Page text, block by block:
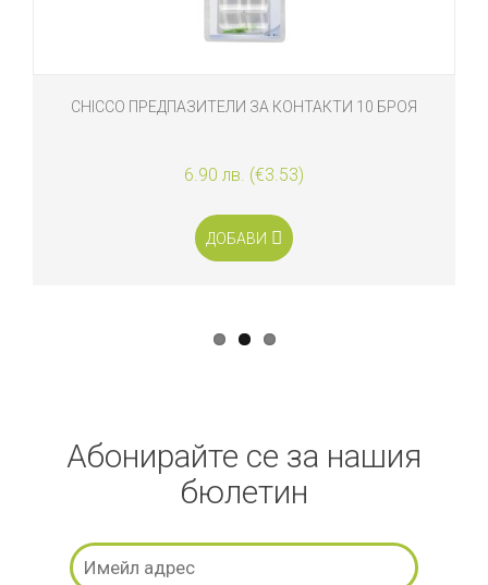
CHICCO ПРЕДПАЗИТЕЛИ ЗА КОНТАКТИ 10 БРОЯ
6.90 лв. (€3.53)
ДОБАВИ
Абонирайте се за нашия
бюлетин